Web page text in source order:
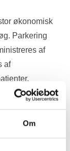
Om
økonomisk
Parkering
af
af
let at
– hvilket
Dette